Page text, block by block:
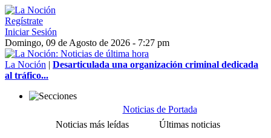
Regístrate
Iniciar Sesión
Domingo, 09 de Agosto de 2026 - 7:27 pm
La Noción | Desarticulada una organización criminal dedicada
al tráfico...
Noticias de Portada
Noticias más leídas
Últimas noticias